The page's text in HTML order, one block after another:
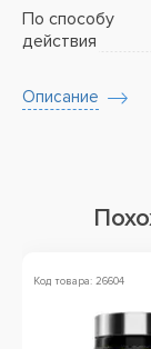
По способу
действия
Описание
Код товара: 26604